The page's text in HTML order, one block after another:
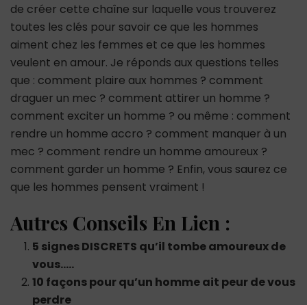
de créer cette chaîne sur laquelle vous trouverez
toutes les clés pour savoir ce que les hommes
aiment chez les femmes et ce que les hommes
veulent en amour. Je réponds aux questions telles
que : comment plaire aux hommes ? comment
draguer un mec ? comment attirer un homme ?
comment exciter un homme ? ou même : comment
rendre un homme accro ? comment manquer à un
mec ? comment rendre un homme amoureux ?
comment garder un homme ? Enfin, vous saurez ce
que les hommes pensent vraiment !
Autres Conseils En Lien :
5 signes DISCRETS qu’il tombe amoureux de
vous…..
10 façons pour qu’un homme ait peur de vous
perdre